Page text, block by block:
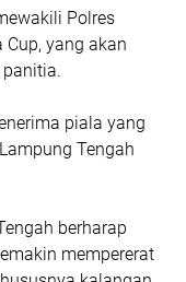
Polres
yang akan
piala yang
Tengah
berharap
mempererat